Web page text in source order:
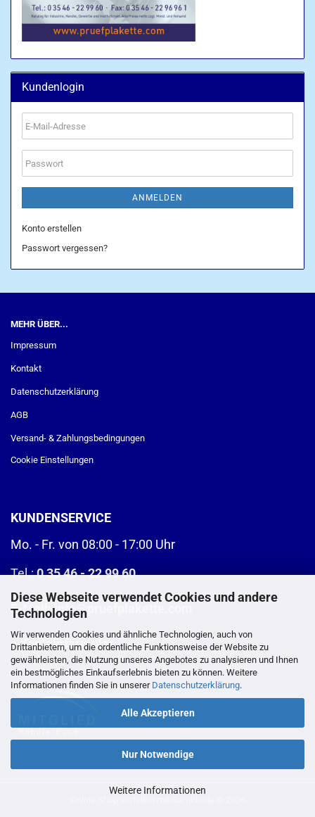
Diese Webseite verwendet Cookies und andere
Technologien
Wir verwenden Cookies und ähnliche Technologien, auch von
Drittanbietern, um die ordentliche Funktionsweise der Website zu
gewährleisten, die Nutzung unseres Angebotes zu analysieren und Ihnen
ein bestmögliches Einkaufserlebnis bieten zu können. Weitere
Informationen finden Sie in unserer Datenschutzerklärung.
Alle Akzeptieren
Nur Notwendige
Weitere Informationen
Kundenlogin
E-
Mail-
Adresse
Passwort
ANMELDEN
Konto erstellen
Passwort vergessen?
MEHR ÜBER...
Impressum
Kontakt
Datenschutzerklärung
AGB
Versand- & Zahlungsbedingungen
Cookie Einstellungen
KUNDENSERVICE
Mo. - Fr. von 08:00 - 17:00 Uhr
Tel.:0 35 46 - 22 99 60
E-Mail:info@pruefplakette.com
>Kontaktformular